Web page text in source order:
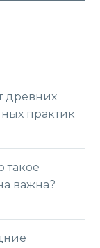
древних
практик
такое
важна?